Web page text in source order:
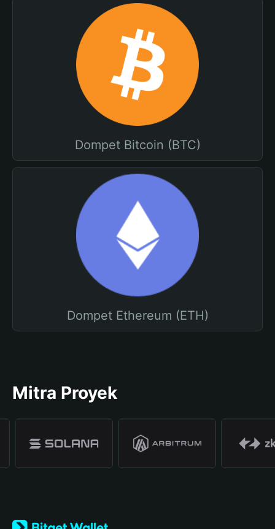
Dompet Bitcoin (BTC)
Dompet Ethereum (ETH)
Mitra Proyek